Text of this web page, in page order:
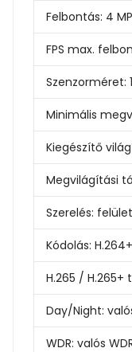
Felbontás: 4 MP
FPS max.
Szenzorméret:
Minimális
Kiegészítő
Megvilágítási
Szerelés:
Kódolás:
H.265 /
Day/Night:
WDR: valós